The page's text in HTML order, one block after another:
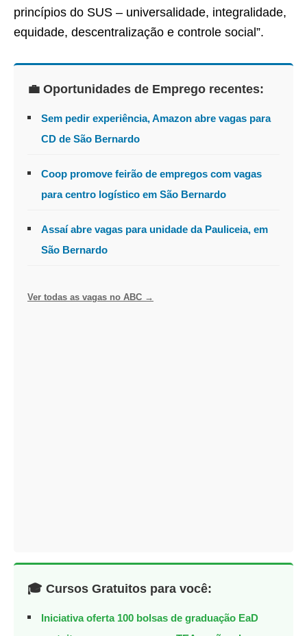
princípios do SUS – universalidade, integralidade,
equidade, descentralização e controle social”.
💼 Oportunidades de Emprego recentes:
Sem pedir experiência, Amazon abre vagas para
CD de São Bernardo
Coop promove feirão de empregos com vagas
para centro logístico em São Bernardo
Assaí abre vagas para unidade da Pauliceia, em
São Bernardo
Ver todas as vagas no ABC →
🎓 Cursos Gratuitos para você:
Iniciativa oferta 100 bolsas de graduação EaD